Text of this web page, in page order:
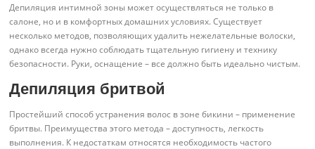
Депиляция интимной зоны может осуществляться не только в
салоне, но и в комфортных домашних условиях. Существует
несколько методов, позволяющих удалить нежелательные волоски,
однако всегда нужно соблюдать тщательную гигиену и технику
безопасности. Руки, оснащение – все должно быть идеально чистым.
Депиляция бритвой
Простейший способ устранения волос в зоне бикини – применение
бритвы. Преимущества этого метода – доступность, легкость
выполнения. К недостаткам относятся необходимость частого